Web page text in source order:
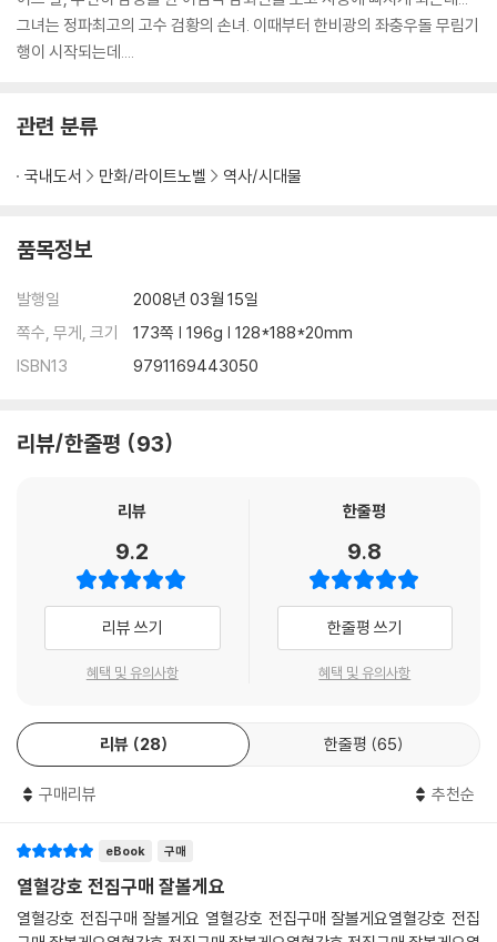
그녀는 정파최고의 고수 검황의 손녀. 이때부터 한비광의 좌충우돌 무림기
행이 시작되는데....
관련 분류
국내도서 만화/라이트노벨 역사/시대물
품목정보
발행일
2008년 03월 15일
쪽수, 무게, 크기
173쪽 | 196g | 128*188*20mm
ISBN13
9791169443050
리뷰/한줄평 93
리뷰
9.2
리뷰 쓰기
혜택 및 유의사항
한줄평
9.8
한줄평 쓰기
혜택 및 유의사항
리뷰 28 한줄평 65
구매리뷰 추천순
eBook 구매
열혈강호 전집구매 잘볼게요
열혈강호 전집구매 잘볼게요 열혈강호 전집구매 잘볼게요열혈강호 전집